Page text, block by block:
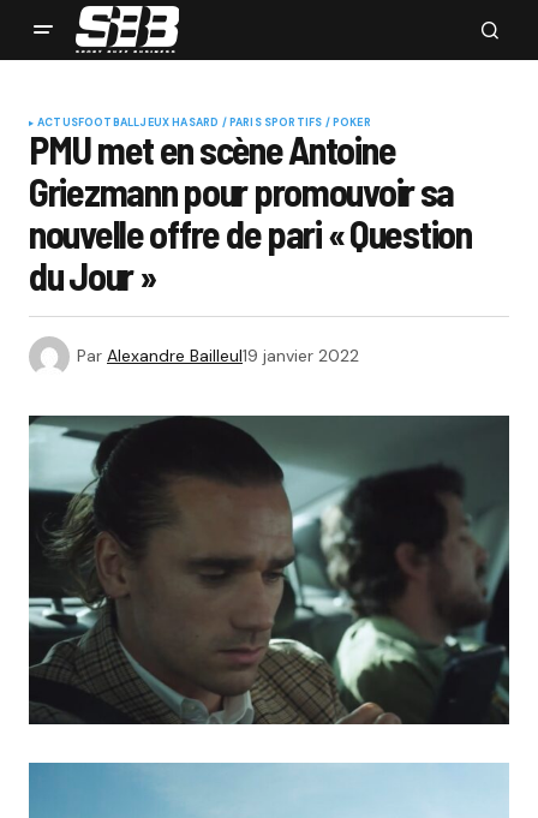
ACTUSFOOTBALLJEUX HASARD / PARIS SPORTIFS / POKER
PMU met en scène Antoine
Griezmann pour promouvoir sa
nouvelle offre de pari « Question
du Jour »
Par Alexandre Bailleul19 janvier 2022